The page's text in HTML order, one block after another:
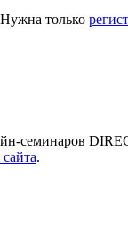
только
семинаров
.